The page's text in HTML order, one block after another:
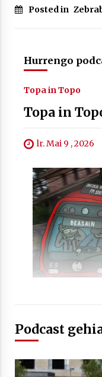
Posted in
Hurrengo
Topa in Topo
Topa in
lr. Mai 9 , 2026
Podcast